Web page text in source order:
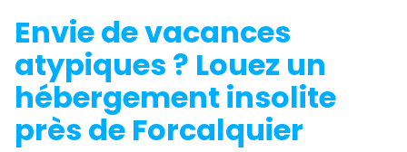
Envie de vacances
atypiques ? Louez un
hébergement insolite
près de Forcalquier